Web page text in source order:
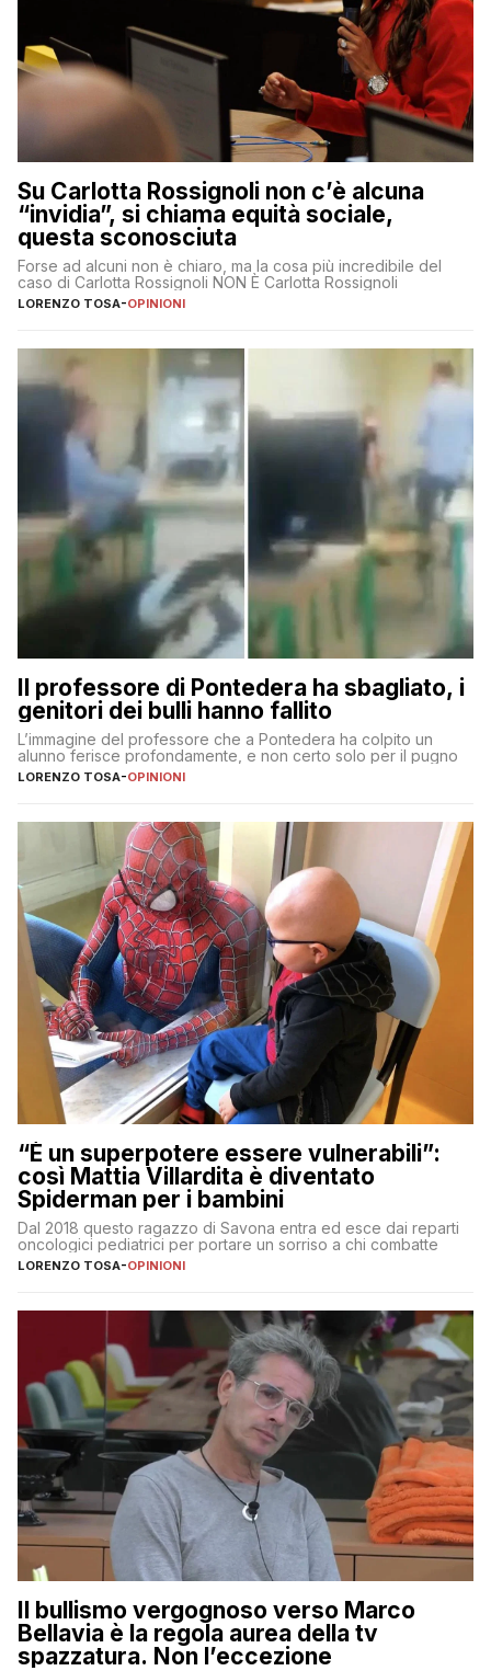
Su Carlotta Rossignoli non c’è alcuna
“invidia”, si chiama equità sociale,
questa sconosciuta
Forse ad alcuni non è chiaro, ma la cosa più incredibile del
caso di Carlotta Rossignoli NON È Carlotta Rossignoli
LORENZO TOSA-OPINIONI
Il professore di Pontedera ha sbagliato, i
genitori dei bulli hanno fallito
L’immagine del professore che a Pontedera ha colpito un
alunno ferisce profondamente, e non certo solo per il pugno
LORENZO TOSA-OPINIONI
“È un superpotere essere vulnerabili”:
così Mattia Villardita è diventato
Spiderman per i bambini
Dal 2018 questo ragazzo di Savona entra ed esce dai reparti
oncologici pediatrici per portare un sorriso a chi combatte
LORENZO TOSA-OPINIONI
Il bullismo vergognoso verso Marco
Bellavia è la regola aurea della tv
spazzatura. Non l’eccezione